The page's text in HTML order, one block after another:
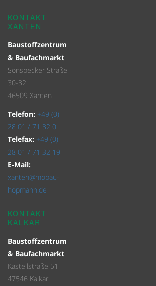
KONTAKT
XANTEN
Baustoffzentrum
& Baufachmarkt
Sonsbecker Straße
30-32
46509 Xanten
Telefon: +49 (0)
28 01 / 71 32 0
Telefax: +49 (0)
28 01 / 71 32 19
E-Mail:
xanten@mobau-
hopmann.de
KONTAKT
KALKAR
Baustoffzentrum
& Baufachmarkt
Kastellstraße 51
47546 Kalkar